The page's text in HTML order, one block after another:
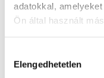
adatokkal,
Ön által használt
kiválasztása
Elengedhetetlen